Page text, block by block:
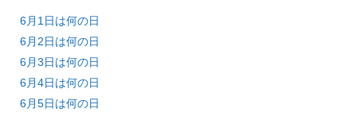
6月1日は何の日
6月2日は何の日
6月3日は何の日
6月4日は何の日
6月5日は何の日